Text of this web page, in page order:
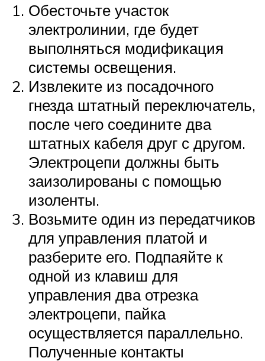
Обесточьте участок
электролинии, где будет
выполняться модификация
системы освещения.
Извлеките из посадочного
гнезда штатный переключатель,
после чего соедините два
штатных кабеля друг с другом.
Электроцепи должны быть
заизолированы с помощью
изоленты.
Возьмите один из передатчиков
для управления платой и
разберите его. Подпаяйте к
одной из клавиш для
управления два отрезка
электроцепи, пайка
осуществляется параллельно.
Полученные контакты